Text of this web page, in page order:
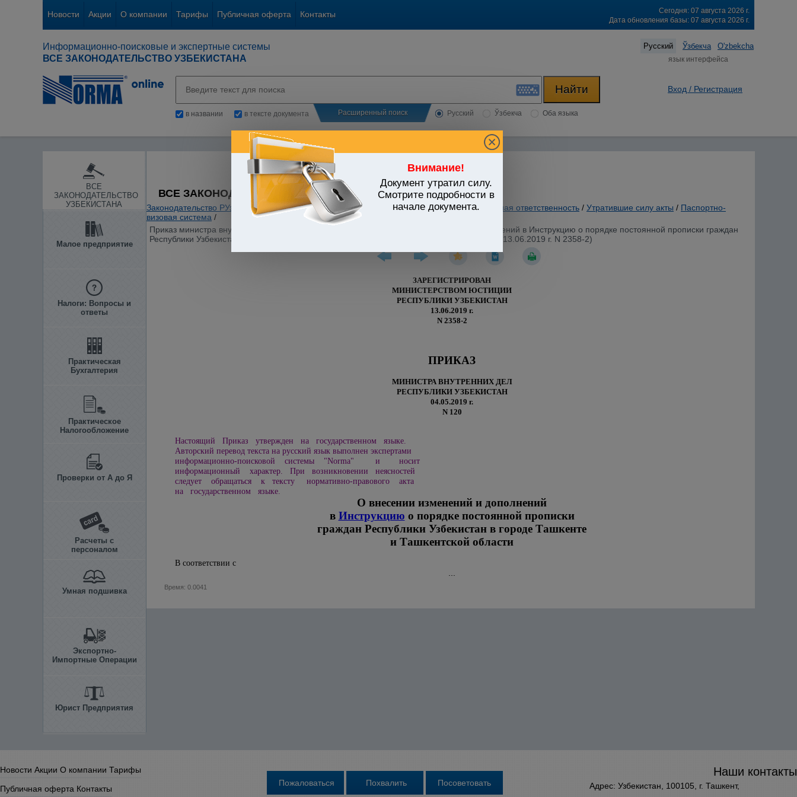
Новости Акции О компании Тарифы Публичная оферта Контакты
Сегодня: 07 августа 2026 г.
Дата обновления базы: 07 августа 2026 г.
Информационно-поисковые и экспертные системы
ВСЕ ЗАКОНОДАТЕЛЬСТВО УЗБЕКИСТАНА
Русский Ўзбекча O'zbekcha
язык интерфейса
в названии в тексте документа Расширенный поиск Русский Ўзбекча Оба языка
Вход / Регистрация
ВСЕ
ЗАКОНОДАТЕЛЬСТВО
УЗБЕКИСТАНА
Малое предприятие
Налоги: Вопросы и
ответы
Практическая
Бухгалтерия
Практическое
Налогообложение
Проверки от А до Я
Расчеты с
персоналом
Умная подшивка
Экспортно-
Импортные Операции
Юрист Предприятия
Внимание!
Документ утратил силу.
Смотрите подробности в
начале документа.
ВСЕ ЗАКОНОДАТЕЛЬСТВО УЗБЕКИСТАНА
Законодательство РУз Охрана правопорядка. Безопасность. Административная и уголовная ответственность / Утратившие силу акты / Паспортно-
визовая система /
Приказ министра внутренних дел от 04.05.2019 г. N 120 "О внесении изменений и дополнений в Инструкцию о порядке постоянной прописки граждан
Республики Узбекистан в городе Ташкенте и Ташкентской области" (Зарегистрирован МЮ 13.06.2019 г. N 2358-2)
ЗАРЕГИСТРИРОВАН
МИНИСТЕРСТВОМ ЮСТИЦИИ
РЕСПУБЛИКИ УЗБЕКИСТАН
13.06.2019 г.
N 2358-2
ПРИКАЗ
МИНИСТРА ВНУТРЕННИХ ДЕЛ
РЕСПУБЛИКИ УЗБЕКИСТАН
04.05.2019 г.
N 120
Настоящий Приказ утвержден на государственном языке.
Авторский перевод текста на русский язык выполнен экспертами
информационно-поисковой системы "Norma" и носит
информационный характер. При возникновении неясностей
следует обращаться к тексту нормативно-правового акта
на государственном языке.
О внесении изменений и дополнений
в Инструкцию о порядке постоянной прописки
граждан Республики Узбекистан в городе Ташкенте
и Ташкентской области
В соответствии с
Время: 0.0041
Новости Акции О компании Тарифы
Публичная оферта Контакты
Наши контакты
Адрес: Узбекистан, 100105, г. Ташкент,